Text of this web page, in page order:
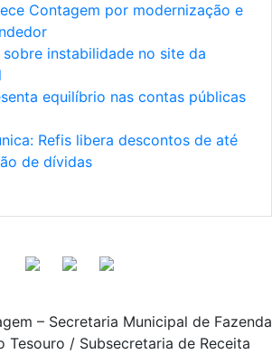
Contagem por modernização e
instabilidade no site da
equilíbrio nas contas públicas
Refis libera descontos de até
de dívidas
– Secretaria Municipal de Fazenda
Tesouro / Subsecretaria de Receita